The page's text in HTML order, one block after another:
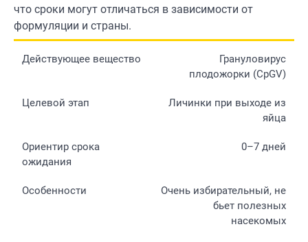
что сроки могут отличаться в зависимости от
формуляции и страны.
Грануловирус
плодожорки (CpGV)
Личинки при выходе из
яйца
0–7 дней
Очень избирательный, не
бьет полезных
насекомых